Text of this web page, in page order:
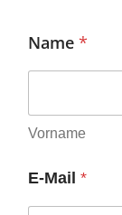
Name *
Vorname
E-Mail *